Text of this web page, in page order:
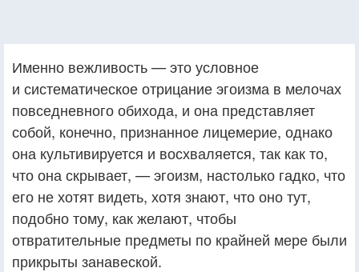
Именно вежливость — это условное
и систематическое отрицание эгоизма в мелочах
повседневного обихода, и она представляет
собой, конечно, признанное лицемерие, однако
она культивируется и восхваляется, так как то,
что она скрывает, — эгоизм, настолько гадко, что
его не хотят видеть, хотя знают, что оно тут,
подобно тому, как желают, чтобы
отвратительные предметы по крайней мере были
прикрыты занавеской.